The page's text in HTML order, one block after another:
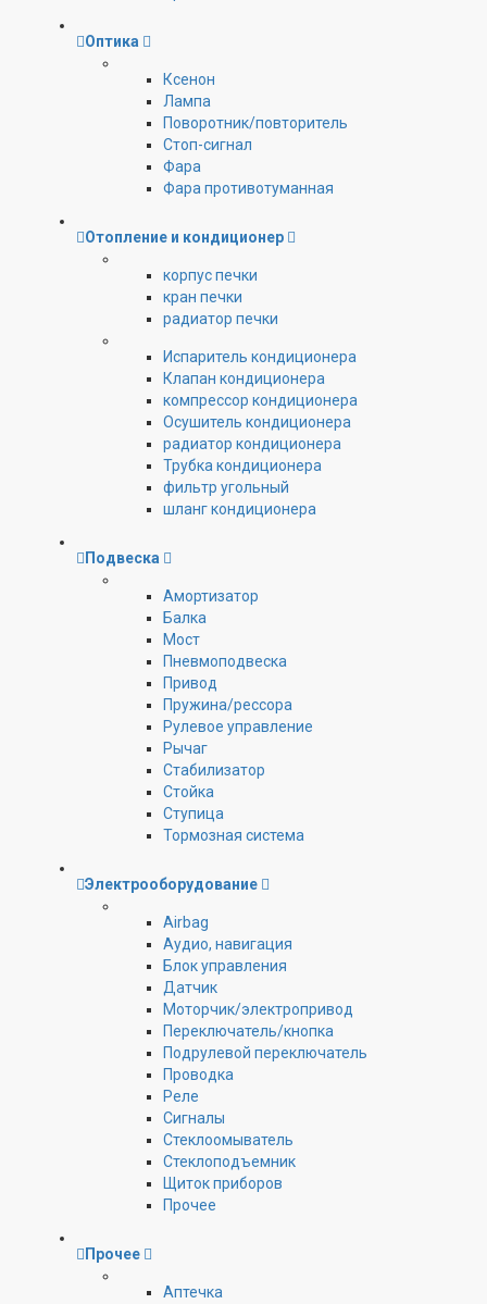
Оптика
Ксенон
Лампа
Поворотник/повторитель
Стоп-сигнал
Фара
Фара противотуманная
Отопление и кондиционер
корпус печки
кран печки
радиатор печки
Испаритель кондиционера
Клапан кондиционера
компрессор кондиционера
Осушитель кондиционера
радиатор кондиционера
Трубка кондиционера
фильтр угольный
шланг кондиционера
Подвеска
Амортизатор
Балка
Мост
Пневмоподвеска
Привод
Пружина/рессора
Рулевое управление
Рычаг
Стабилизатор
Стойка
Ступица
Тормозная система
Электрооборудование
Airbag
Аудио, навигация
Блок управления
Датчик
Моторчик/электропривод
Переключатель/кнопка
Подрулевой переключатель
Проводка
Реле
Сигналы
Стеклоомыватель
Стеклоподъемник
Щиток приборов
Прочее
Прочее
Аптечка